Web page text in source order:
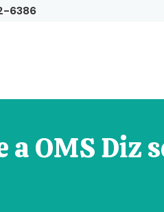
6386
a OMS Diz